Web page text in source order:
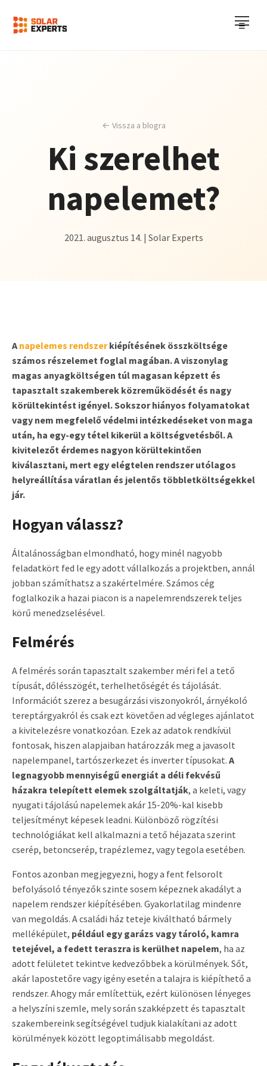
☰
← Vissza a blogra
Ki szerelhet
napelemet?
2021. augusztus 14. | Solar Experts
A napelemes rendszerkiépítésének összköltsége
számos részelemet foglal magában. A viszonylag
magas anyagköltségen túl magasan képzett és
tapasztalt szakemberek közreműködését és nagy
körültekintést igényel. Sokszor hiányos folyamatokat
vagy nem megfelelő védelmi intézkedéseket von maga
után, ha egy-egy tétel kikerül a költségvetésből. A
kivitelezőt érdemes nagyon körültekintően
kiválasztani, mert egy elégtelen rendszer utólagos
helyreállítása váratlan és jelentős többletköltségekkel
jár.
Hogyan válassz?
Általánosságban elmondható, hogy minél nagyobb
feladatkört fed le egy adott vállalkozás a projektben, annál
jobban számíthatsz a szakértelmére. Számos cég
foglalkozik a hazai piacon is a napelemrendszerek teljes
körű menedzselésével.
Felmérés
A felmérés során tapasztalt szakember méri fel a tető
típusát, dőlésszögét, terhelhetőségét és tájolását.
Információt szerez a besugárzási viszonyokról, árnyékoló
tereptárgyakról és csak ezt követően ad végleges ajánlatot
a kivitelezésre vonatkozóan. Ezek az adatok rendkívül
fontosak, hiszen alapjaiban határozzák meg a javasolt
napelempanel, tartószerkezet és inverter típusokat. A
legnagyobb mennyiségű energiát a déli fekvésű
házakra telepített elemek szolgáltatják, a keleti, vagy
nyugati tájolású napelemek akár 15-20%-kal kisebb
teljesítményt képesek leadni. Különböző rögzítési
technológiákat kell alkalmazni a tető héjazata szerint
cserép, betoncserép, trapézlemez, vagy tegola esetében.
Fontos azonban megjegyezni, hogy a fent felsorolt
befolyásoló tényezők szinte sosem képeznek akadályt a
napelem rendszer kiépítésében. Gyakorlatilag mindenre
van megoldás. A családi ház teteje kiváltható bármely
melléképület, például egy garázs vagy tároló, kamra
tetejével, a fedett teraszra is kerülhet napelem, ha az
adott felületet tekintve kedvezőbbek a körülmények. Sőt,
akár lapostetőre vagy igény esetén a talajra is kiépíthető a
rendszer. Ahogy már említettük, ezért különösen lényeges
a helyszíni szemle, mely során szakképzett és tapasztalt
szakembereink segítségével tudjuk kialakítani az adott
körülmények között legoptimálisabb megoldást.